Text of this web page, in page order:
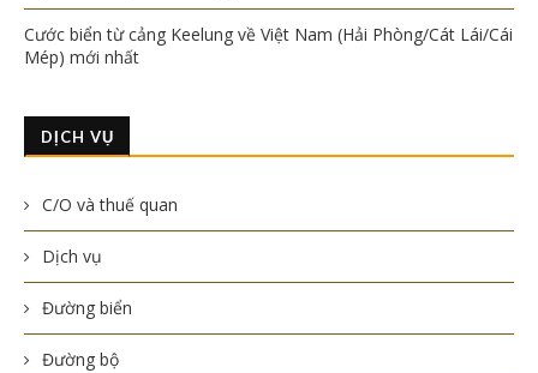
Cước biển từ cảng Keelung về Việt Nam (Hải Phòng/Cát Lái/Cái
Mép) mới nhất
DỊCH VỤ
C/O và thuế quan
Dịch vụ
Đường biển
Đường bộ